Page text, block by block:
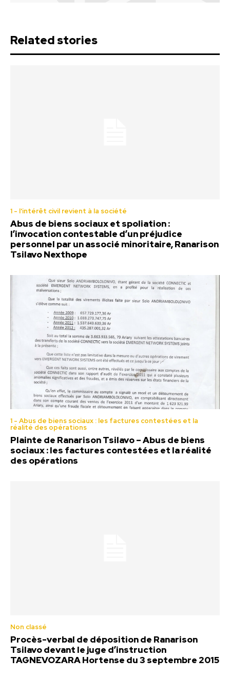
Related stories
1 - l'intérêt civil revient à la société
Abus de biens sociaux et spoliation :
l’invocation contestable d’un préjudice
personnel par un associé minoritaire, Ranarison
Tsilavo Nexthope
1 - Abus de biens sociaux : les factures contestées et la
réalité des opérations
Plainte de Ranarison Tsilavo – Abus de biens
sociaux : les factures contestées et la réalité
des opérations
Non classé
Procès-verbal de déposition de Ranarison
Tsilavo devant le juge d’instruction
TAGNEVOZARA Hortense du 3 septembre 2015